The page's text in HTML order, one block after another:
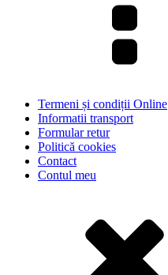
Termeni și condiții Online
Informatii transport
Formular retur
Politică cookies
Contact
Contul meu